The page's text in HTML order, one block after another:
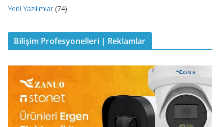
Yerli Yazılımlar (74)
Bilişim Profesyonelleri | Reklamlar